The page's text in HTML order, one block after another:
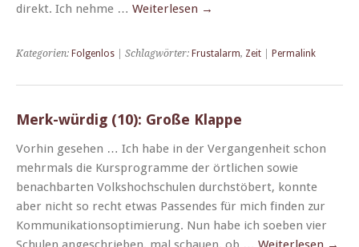
direkt. Ich nehme … Weit­er­lesen →
Kategorien: Folgenlos | Schlagwörter: Frustalarm, Zeit Permalink
Merk-würdig (10): Große Klappe
Vorhin gese­hen … Ich habe in der Ver­gan­gen­heit schon
mehrmals die Kur­spro­gramme der örtlichen sowie
benach­barten Volk­shochschulen durch­stöbert, kon­nte
aber nicht so recht etwas Passendes für mich find­en zur
Kom­mu­nika­tion­sop­ti­mierung. Nun habe ich soeben vier